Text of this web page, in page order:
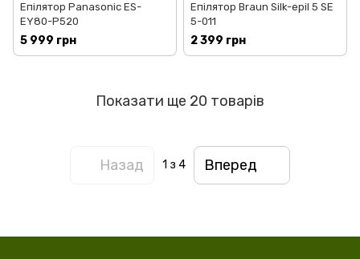
Епілятор Panasonic ES-
EY80-P520
5 999 грн
Епілятор Braun Silk-epil 5 SE
5-011
2 399 грн
Показати ще 20 товарів
Назад 1 з 4 Вперед